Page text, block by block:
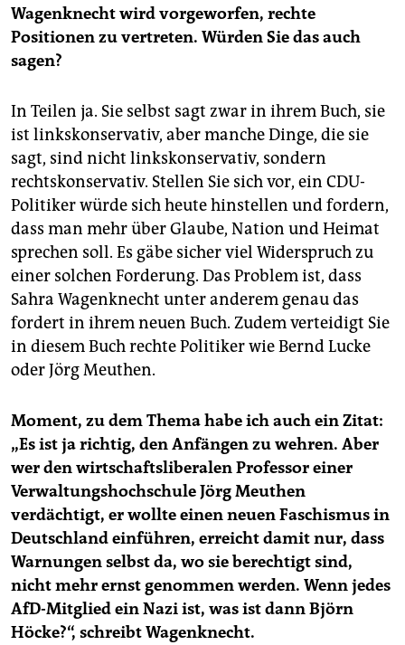
Wagenknecht wird vorgeworfen, rechte
Positionen zu vertreten. Würden Sie das auch
sagen?
In Teilen ja. Sie selbst sagt zwar in ihrem Buch, sie
ist linkskonservativ, aber manche Dinge, die sie
sagt, sind nicht linkskonservativ, sondern
rechtskonservativ. Stellen Sie sich vor, ein CDU-
Politiker würde sich heute hinstellen und fordern,
dass man mehr über Glaube, Nation und Heimat
sprechen soll. Es gäbe sicher viel Widerspruch zu
einer solchen Forderung. Das Problem ist, dass
Sahra Wagenknecht unter anderem genau das
fordert in ihrem neuen Buch. Zudem verteidigt Sie
in diesem Buch rechte Politiker wie Bernd Lucke
oder Jörg Meuthen.
Moment, zu dem Thema habe ich auch ein Zitat:
„Es ist ja richtig, den Anfängen zu wehren. Aber
wer den wirtschaftsliberalen Professor einer
Verwaltungshochschule Jörg Meuthen
verdächtigt, er wollte einen neuen Faschismus in
Deutschland einführen, erreicht damit nur, dass
Warnungen selbst da, wo sie berechtigt sind,
nicht mehr ernst genommen werden. Wenn jedes
AfD-Mitglied ein Nazi ist, was ist dann Björn
Höcke?“, schreibt Wagenknecht.